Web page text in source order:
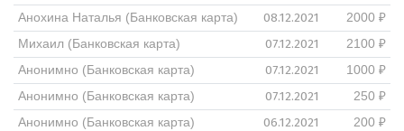
Анохина Наталья (Банковская карта)
08.12.2021
2000 ₽
Михаил (Банковская карта)
07.12.2021
2100 ₽
Анонимно (Банковская карта)
07.12.2021
1000 ₽
Анонимно (Банковская карта)
07.12.2021
250 ₽
Анонимно (Банковская карта)
06.12.2021
200 ₽